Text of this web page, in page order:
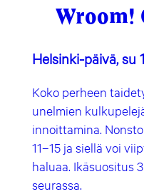
Wroom!
Helsinki-päivä, su
Koko perheen
unelmien
innoittamina.
11–15 ja siellä voi
haluaa. Ikäsuositus
seurassa.